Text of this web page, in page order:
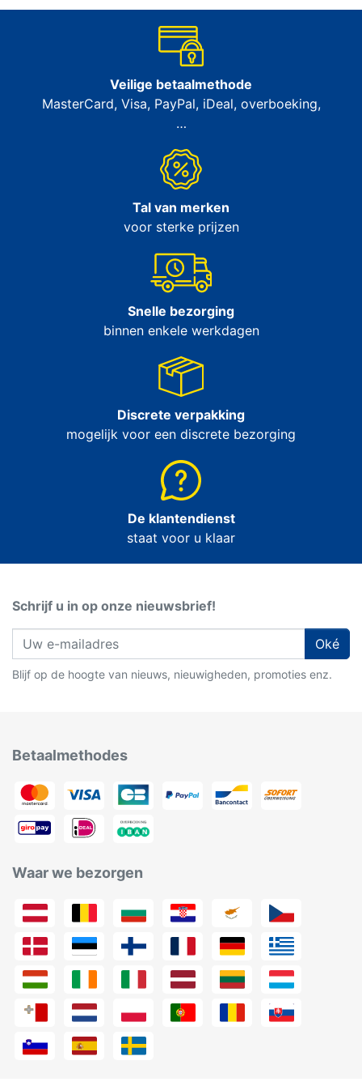
Veilige betaalmethode
MasterCard, Visa, PayPal, iDeal, overboeking,
…
Tal van merken
voor sterke prijzen
Snelle bezorging
binnen enkele werkdagen
Discrete verpakking
mogelijk voor een discrete bezorging
De klantendienst
staat voor u klaar
Schrijf u in op onze nieuwsbrief!
Oké
Blijf op de hoogte van nieuws, nieuwigheden, promoties enz.
Betaalmethodes
Waar we bezorgen